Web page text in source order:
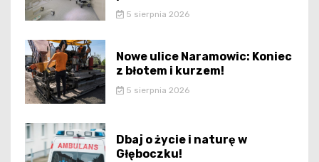
5 sierpnia 2026
Nowe ulice Naramowic: Koniec
z błotem i kurzem!
5 sierpnia 2026
Dbaj o życie i naturę w
Głęboczku!